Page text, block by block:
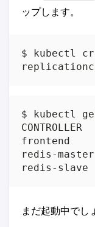
ップします。
$ kubectl
$ kubectl
frontend
redis-
redis-
まだ起動中でし